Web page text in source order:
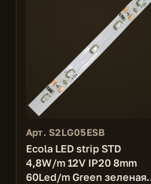
Арт. S2LG05ESB
Ecola LED strip STD
4,8W/m 12V IP20 8mm
60Led/m Green зеленая